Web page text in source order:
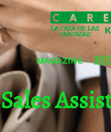
MAGAZINE · 🇷🇴
Sales